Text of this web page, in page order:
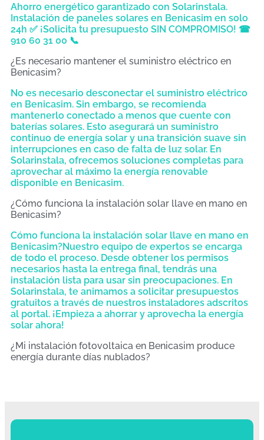
Ahorro energético garantizado con Solarinstala.
Instalación de paneles solares en Benicasim en solo
24h ✅ ¡Solicita tu presupuesto SIN COMPROMISO! ☎
910 60 31 00 📞
¿Es necesario mantener el suministro eléctrico en
Benicasim?
No es necesario desconectar el suministro eléctrico
en Benicasim. Sin embargo, se recomienda
mantenerlo conectado a menos que cuente con
baterías solares. Esto asegurará un suministro
continuo de energía solar y una transición suave sin
interrupciones en caso de falta de luz solar. En
Solarinstala, ofrecemos soluciones completas para
aprovechar al máximo la energía renovable
disponible en Benicasim.
¿Cómo funciona la instalación solar llave en mano en
Benicasim?
Cómo funciona la instalación solar llave en mano en
Benicasim?Nuestro equipo de expertos se encarga
de todo el proceso. Desde obtener los permisos
necesarios hasta la entrega final, tendrás una
instalación lista para usar sin preocupaciones. En
Solarinstala, te animamos a solicitar presupuestos
gratuitos a través de nuestros instaladores adscritos
al portal. ¡Empieza a ahorrar y aprovecha la energía
solar ahora!
¿Mi instalación fotovoltaica en Benicasim produce
energía durante días nublados?